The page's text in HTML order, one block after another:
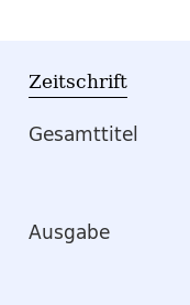
Zeitschrift
Gesamttitel
Ausgabe